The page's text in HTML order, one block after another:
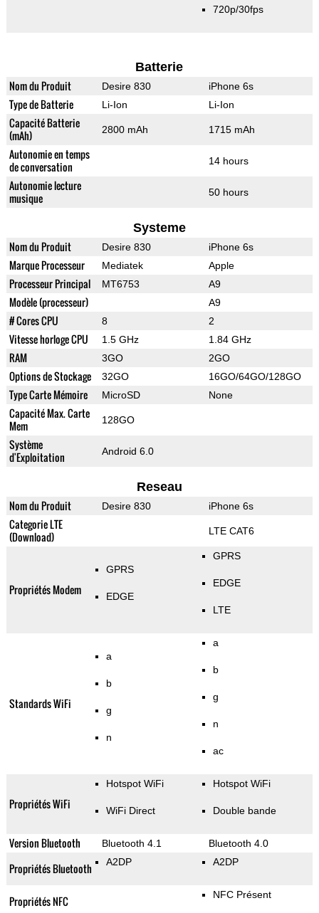
720p/30fps
Batterie
Nom du Produit Desire 830 iPhone 6s
Type de Batterie Li-Ion Li-Ion
Capacité Batterie
(mAh)
2800 mAh 1715 mAh
Autonomie en temps
de conversation
14 hours
Autonomie lecture
musique
50 hours
Systeme
Nom du Produit Desire 830 iPhone 6s
Marque Processeur Mediatek Apple
Processeur Principal MT6753 A9
Modèle (processeur) A9
# Cores CPU 8 2
Vitesse horloge CPU 1.5 GHz 1.84 GHz
RAM 3GO 2GO
Options de Stockage 32GO 16GO/64GO/128GO
Type Carte Mémoire MicroSD None
Capacité Max. Carte
Mem
128GO
Système
d'Exploitation
Android 6.0
Reseau
Nom du Produit Desire 830 iPhone 6s
Categorie LTE
(Download)
LTE CAT6
Propriétés Modem
GPRS
EDGE
GPRS
EDGE
LTE
Standards WiFi
a
b
g
n
a
b
g
n
ac
Propriétés WiFi
Hotspot WiFi
WiFi Direct
Hotspot WiFi
Double bande
Version Bluetooth Bluetooth 4.1 Bluetooth 4.0
Propriétés Bluetooth A2DP A2DP
Propriétés NFC NFC Présent